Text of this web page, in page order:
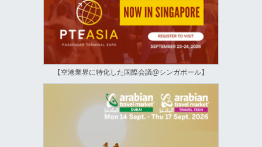
【空港業界に特化した国際会議@シンガポール】